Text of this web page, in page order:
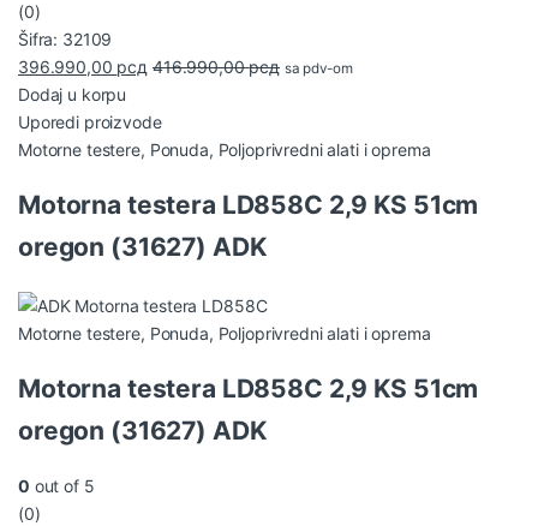
(0)
Šifra: 32109
396.990,00 рсд 416.990,00рсд sa pdv-om
Dodaj u korpu
Uporedi proizvode
Motorne testere, Ponuda, Poljoprivredni alati i oprema
Motorna testera LD858C 2,9 KS 51cm
oregon (31627) ADK
Motorne testere, Ponuda, Poljoprivredni alati i oprema
Motorna testera LD858C 2,9 KS 51cm
oregon (31627) ADK
0 out of 5
(0)